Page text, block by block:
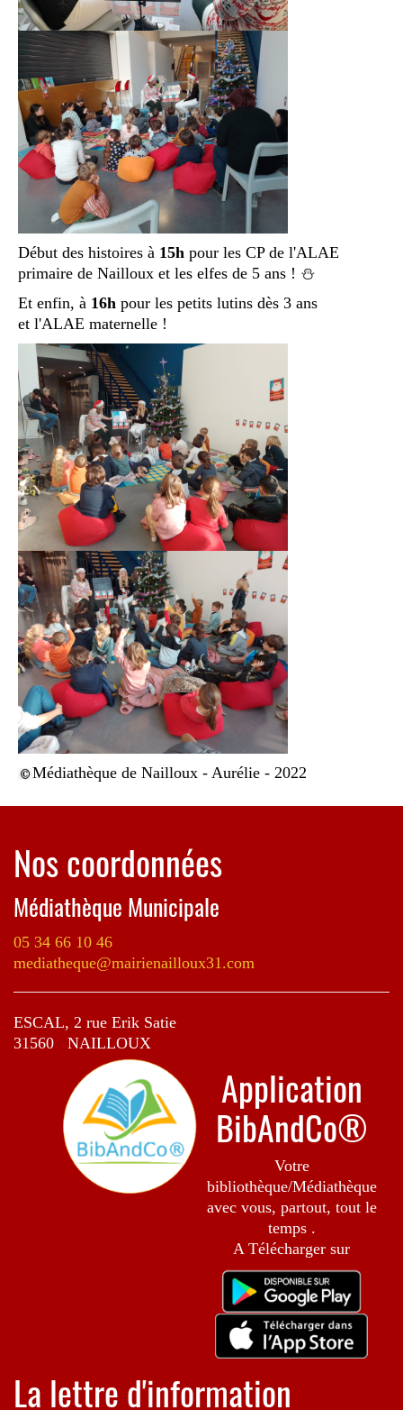
Début des histoires à 15h pour les CP de l'ALAE
primaire de Nailloux et les elfes de 5 ans ! ⛄
Et enfin, à 16h pour les petits lutins dès 3 ans
et l'ALAE maternelle !
Médiathèque de Nailloux - Aurélie - 2022
Nos coordonnées
Médiathèque Municipale
05 34 66 10 46
mediatheque@mairienailloux31.com
ESCAL, 2 rue Erik Satie
31560 NAILLOUX
Application
BibAndCo®
Votre
bibliothèque/Médiathèque
avec vous, partout, tout le
temps .
A Télécharger sur
La lettre d'information